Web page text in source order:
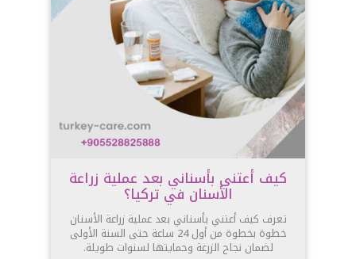
كيف أعتني بأسناني بعد عملية زراعة
الأسنان في تركيا؟
تعرف كيف أعتني بأسناني بعد عملية زراعة الأسنان
خطوة بخطوة من أول 24 ساعة حتى السنة الأولى
لضمان نجاح الزرعة وحمايتها لسنوات طويلة.